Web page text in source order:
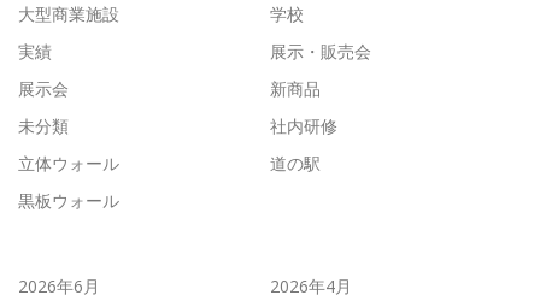
大型商業施設
学校
実績
展示・販売会
展示会
新商品
未分類
社内研修
立体ウォール
道の駅
黒板ウォール
2026年6月
2026年4月